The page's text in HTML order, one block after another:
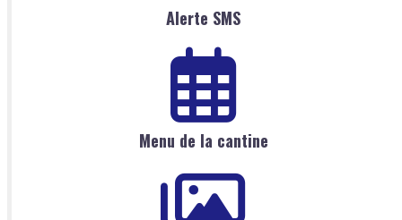
Alerte SMS
Menu de la cantine